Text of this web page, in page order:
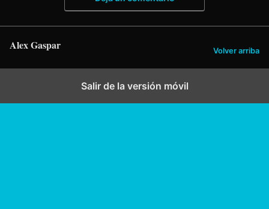
Alex Gaspar Volver arriba
Salir de la versión móvil